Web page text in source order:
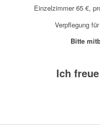
Einzelzimmer 65 €,
Verpflegung
Bitte
Ich